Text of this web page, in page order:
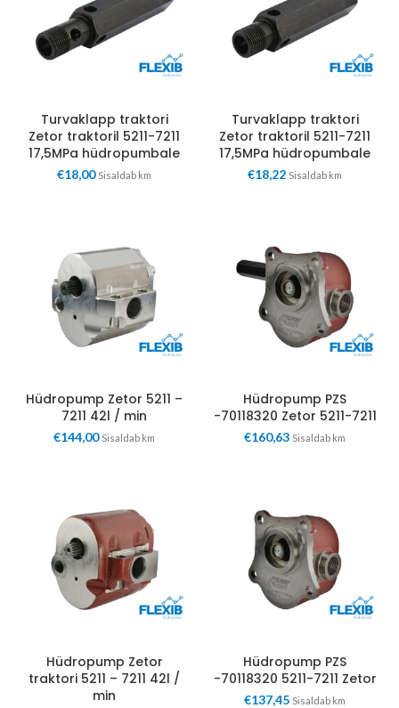
Turvaklapp traktori
Zetor traktoril 5211-7211
17,5MPa hüdropumbale
€18,00 Sisaldab km
Turvaklapp traktori
Zetor traktoril 5211-7211
17,5MPa hüdropumbale
€18,22 Sisaldab km
Hüdropump Zetor 5211 –
7211 42l / min
€144,00 Sisaldab km
Hüdropump PZS
-70118320 Zetor 5211-7211
€160,63 Sisaldab km
Hüdropump Zetor
traktori 5211 – 7211 42l /
min
Hüdropump PZS
-70118320 5211-7211 Zetor
€137,45 Sisaldab km